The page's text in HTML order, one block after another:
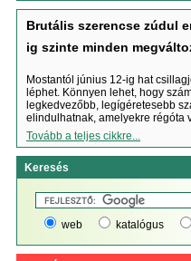
Brutális szerencse zúdul
ig szinte minden
Mostantól június 12-ig hat
léphet. Könnyen lehet, hogy
legkedvezőbb, legígéretesebb
elindulhatnak, amelyekre régóta
Tovább a teljes cikkre...
Keresés
web katalógus